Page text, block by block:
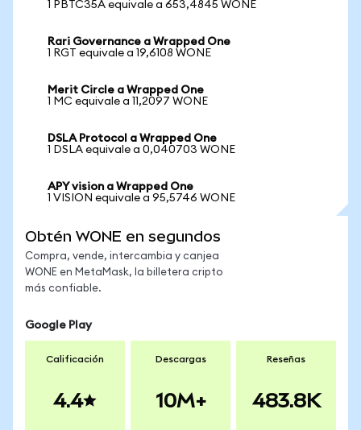
1 PBTC35A equivale a 653,4845 WONE
Rari Governance a Wrapped One
1 RGT equivale a 19,6108 WONE
Merit Circle a Wrapped One
1 MC equivale a 11,2097 WONE
DSLA Protocol a Wrapped One
1 DSLA equivale a 0,040703 WONE
APY vision a Wrapped One
1 VISION equivale a 95,5746 WONE
Obtén WONE en segundos
Compra, vende, intercambia y canjea
WONE en MetaMask, la billetera cripto
más confiable.
Google Play
Calificación
4.4
Descargas
10M+
Reseñas
483.8K